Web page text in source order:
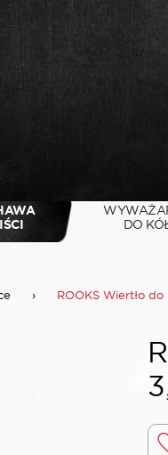
DO
› ROOKS Wiertło